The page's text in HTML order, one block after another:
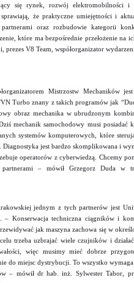
się rynek, rozwój elektromobilności i
że praktyczne umiejętności i
oraz rozbudowie kategorii
które ma bezpośrednie przełożenie na
prezes V8 Team, współorganizator
Mistrzostw Mechaników
Turbo znany z takich programów jak
obraz mechanika w ubrudzonym
mechanik samochodowy musi posiadać
systemów komputerowych, które
Diagnostyka jest bardzo skomplikowana i
operatorów z cyberwiedzą. Chcemy
partnerami – mówił Grzegorz Duda w
jednym z tych partnerów jest
– Konserwacja techniczna ciągników i
jak maszyna zachowa się w
trzeba uzbrajać wiele czujników i
więc musimy mieć dobrze
do miejsc dystrybucji. To wszystko
– mówił dr hab. inż. Sylwester Tabor,